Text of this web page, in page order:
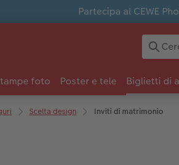
Partecipa al CEWE
foto Poster e tele Biglietti di
Scelta design Inviti di matrimonio